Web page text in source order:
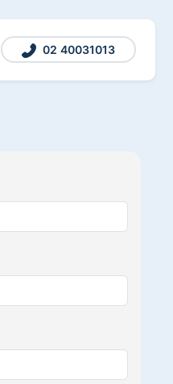
02 40031013